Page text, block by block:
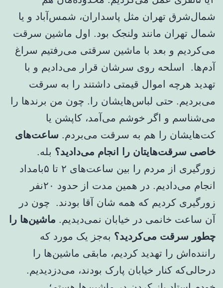
شمال‌شرق تهران مثل پاسداران، شمس‌آباد و یا
شمال تهران مانند ولنجک بود. اول ماشین سرقت
می‌کردیم و بعد با ماشین سرقتی می‌رفتیم سراغ
آدم‌ها. اسلحه روی سرشان قرار می‌دادیم و با
تهدید هرچه اموال قیمتی داشتند را به سرقت
می‌بردیم. حتی لباس‌هایشان را. چون من برندها را
می‌شناسم و اگر خوشم می‌آمد، کاپشن یا
کت‌هایشان را هم به سرقت می‌بردم. ساعت‌های
خاصی سرقت‌هایتان را انجام می‌دادید؟ بله.
زورگیری از مردم را بین ساعت‌های ۲ تا ۵بامداد
انجام می‌دادیم. در همین مدت از حدود ۲۰نفر
زورگیری کردیم که همه شان آقا بودند. چون در
آن ساعت خانمی در خیابان نمی‌دیدیم. ماشین‌ها را
چطور سرقت می‌کردید؟ به‌جز یک مورد که
راننده‌اش را تهدید کردیم، مابقی ماشین‌ها را
درحالی‌که کنار خیابان پارک بودند، ‌می‌دزدیدیم.